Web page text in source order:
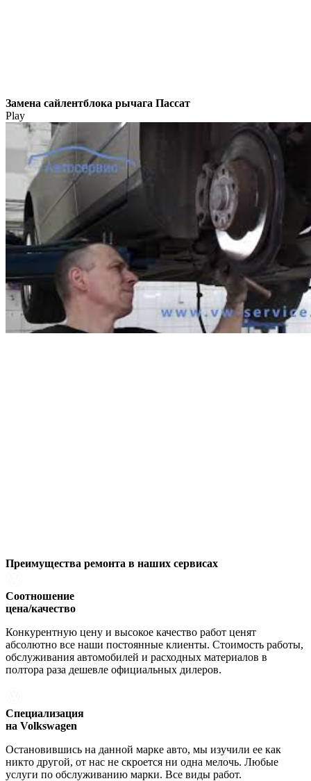
Замена сайлентблока рычага Пассат
Play
Преимущества ремонта в наших сервисах
Соотношение
цена/качество
Конкурентную цену и высокое качество работ ценят
абсолютно все наши постоянные клиенты. Стоимость работы,
обслуживания автомобилей и расходных материалов в
полтора раза дешевле официальных дилеров.
Специализация
на Volkswagen
Остановившись на данной марке авто, мы изучили ее как
никто другой, от нас не скроется ни одна мелочь. Любые
услуги по обслуживанию марки. Все виды работ.